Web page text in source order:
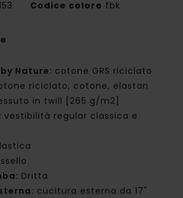
Codice colore fbk
Nature: cotone GRS riciclato
riciclato, cotone, elastan
in twill [265 g/m2]
vestibilità regular classica e
Dritta
cucitura esterna da 17"